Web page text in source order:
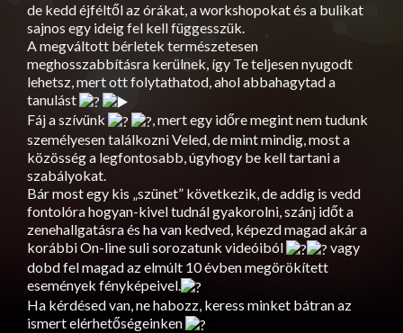
de kedd éjféltől az órákat, a workshopokat és a bulikat
sajnos egy ideig fel kell függesszük.
A megváltott bérletek természetesen
meghosszabbításra kerülnek, így Te teljesen nyugodt
lehetsz, mert ott folytathatod, ahol abbahagytad a
tanulást
Fáj a szívünk
, mert egy időre megint nem tudunk
személyesen találkozni Veled, de mint mindig, most a
közösség a legfontosabb, úgyhogy be kell tartani a
szabályokat.
Bár most egy kis „szünet” következik, de addig is vedd
fontolóra hogyan-kivel tudnál gyakorolni, szánj időt a
zenehallgatásra és ha van kedved, képezd magad akár a
korábbi On-line suli sorozatunk videóiból
vagy
dobd fel magad az elmúlt 10 évben megörökített
események fényképeivel.
Ha kérdésed van, ne habozz, keress minket bátran az
ismert elérhetőségeinken